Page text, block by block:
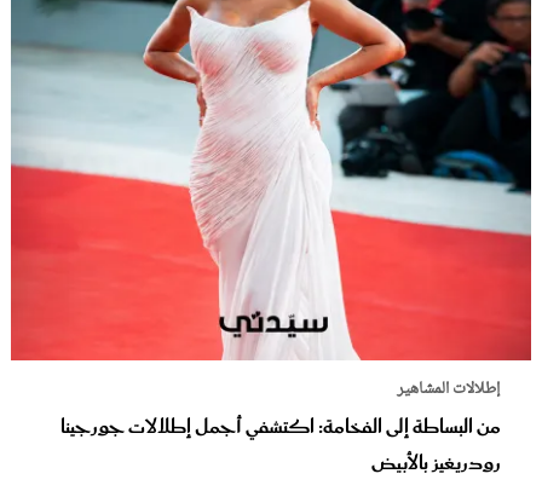
إطلالات المشاهير
من البساطة إلى الفخامة: اكتشفي أجمل إطلالات جورجينا
رودريغيز بالأبيض